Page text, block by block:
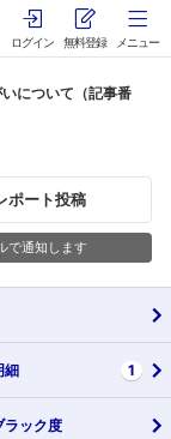
ログイン 無料登録 メニュー
について（記事番
ポート投稿
で通知します
細 1
ラック度